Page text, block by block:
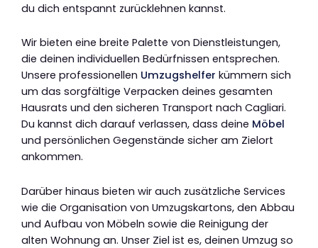
du dich entspannt zurücklehnen kannst.
Wir bieten eine breite Palette von Dienstleistungen,
die deinen individuellen Bedürfnissen entsprechen.
Unsere professionellen Umzugshelfer kümmern sich
um das sorgfältige Verpacken deines gesamten
Hausrats und den sicheren Transport nach Cagliari.
Du kannst dich darauf verlassen, dass deine Möbel
und persönlichen Gegenstände sicher am Zielort
ankommen.
Darüber hinaus bieten wir auch zusätzliche Services
wie die Organisation von Umzugskartons, den Abbau
und Aufbau von Möbeln sowie die Reinigung der
alten Wohnung an. Unser Ziel ist es, deinen Umzug so